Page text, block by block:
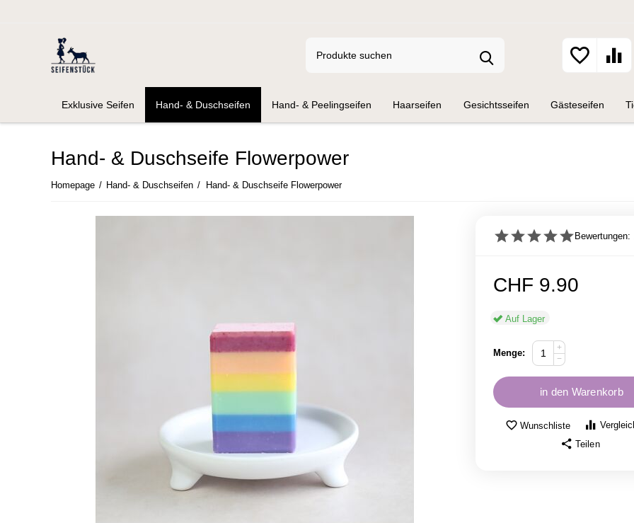
Exklusive Seifen Hand- & Duschseifen Hand- & Peelingseifen Haarseifen Gesichtsseifen Gästeseifen
Hand- & Duschseife Flowerpower
Homepage / Hand- & Duschseifen / Hand- & Duschseife Flowerpower
Bewertungen:
CHF 9.90
Auf Lager
Menge:
+
−
in den Warenkorb
Wunschliste
Teilen